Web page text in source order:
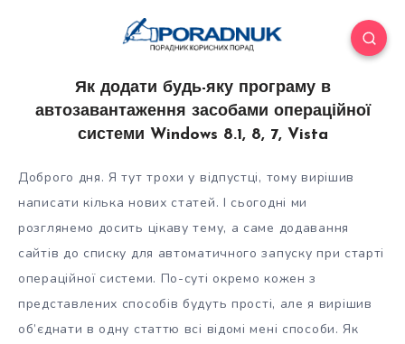
Як додати будь-яку програму в
автозавантаження засобами операційної
системи Windows 8.1, 8, 7, Vista
Доброго дня. Я тут трохи у відпустці, тому вирішив
написати кілька нових статей. І сьогодні ми
розглянемо досить цікаву тему, а саме додавання
сайтів до списку для автоматичного запуску при старті
операційної системи. По-суті окремо кожен з
представлених способів будуть прості, але я вирішив
об’єднати в одну статтю всі відомі мені способи. Як